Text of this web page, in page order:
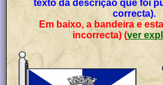
texto da descrição que foi
correcta).
Em baixo, a bandeira e estandarte (versão
incorrecta) (
ver